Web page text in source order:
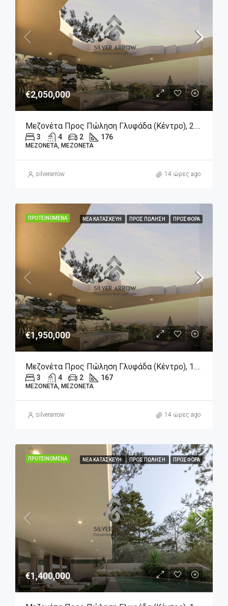
€2,050,000
Μεζονέτα Προς Πώληση Γλυφάδα (Κέντρο), 2.050.000€, 176 Τ.μ.
3 4 2 176
ΜΕΖΟΝΈΤΑ, ΜΕΖΟΝΈΤΑ
silverarrow 14 ώρες ago
ΠΡΟΤΕΙΝΌΜΕΝΑ ΝΈΑ ΚΑΤΑΣΚΕΥΉ ΠΡΟΣ ΠΏΛΗΣΗ ΠΡΟΣΦΟΡΆ
€1,950,000
Μεζονέτα Προς Πώληση Γλυφάδα (Κέντρο), 1.950.000€, 167 Τ.μ.
3 4 2 167
ΜΕΖΟΝΈΤΑ, ΜΕΖΟΝΈΤΑ
silverarrow 14 ώρες ago
ΠΡΟΤΕΙΝΌΜΕΝΑ ΝΈΑ ΚΑΤΑΣΚΕΥΉ ΠΡΟΣ ΠΏΛΗΣΗ ΠΡΟΣΦΟΡΆ
€1,400,000